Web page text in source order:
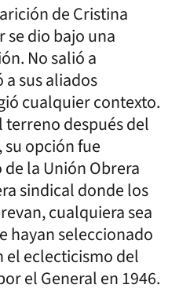
de Cristina
se dio bajo una
No salió a
sus aliados
cualquier contexto.
terreno después del
opción fue
la Unión Obrera
sindical donde los
cualquiera sea
hayan seleccionado
el eclecticismo del
el General en 1946.